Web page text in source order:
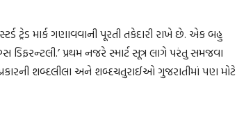
ટ્રેડ માર્ક ગણાવવાની પૂરતી તકેદારી રાખે છે. એક બહુ
ડિફરન્ટલી.’ પ્રથમ નજરે સ્માર્ટ સૂત્ર લાગે પરંતુ સમજવા
શબ્દલીલા અને શબ્દચતુરાઈઓ ગુજરાતીમાં પણ મોટે